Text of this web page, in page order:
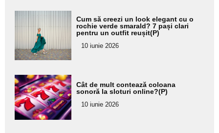
Adaugă
aici textul
pentru
subtitlu
Cum să creezi un look elegant cu o
rochie verde smarald? 7 pași clari
pentru un outfit reușit(P)
10 iunie 2026
Adaugă
aici textul
pentru
subtitlu
Cât de mult contează coloana
sonoră la sloturi online?(P)
10 iunie 2026